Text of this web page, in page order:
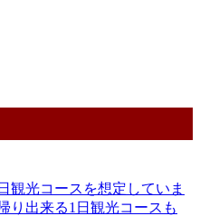
観光コースを想定していま
り出来る1日観光コースも